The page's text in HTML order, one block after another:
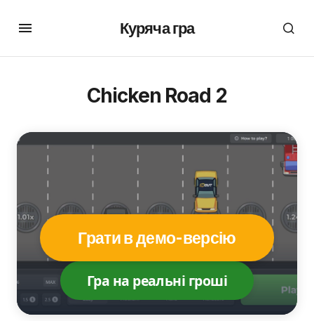
Куряча гра
Chicken Road 2
Грати в демо-версію
Гра на реальні гроші